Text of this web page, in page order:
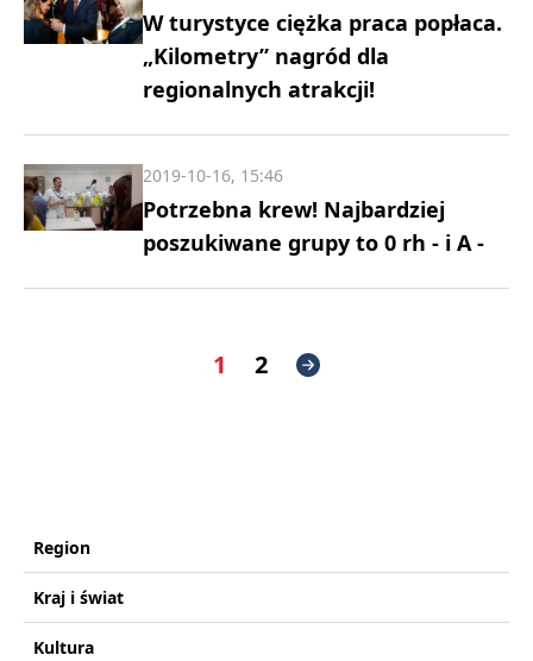
W turystyce ciężka praca popłaca.
„Kilometry” nagród dla
regionalnych atrakcji!
Potrzebna krew! Najbardziej
poszukiwane grupy to 0 rh - i A -
2019-10-16, 15:46
1 2
Region
Kraj i świat
Kultura